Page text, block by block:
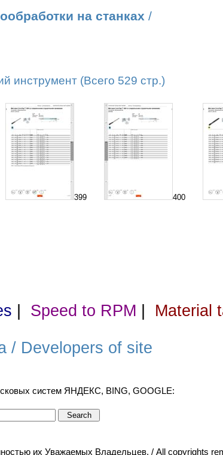
на станках /
инструмент (Всего 529 стр.)
399 400
Speed to RPM Material
/ Developers of site
систем ЯНДЕКС, BING, GOOGLE:
их Уважаемых Владельцев. / All copyrights